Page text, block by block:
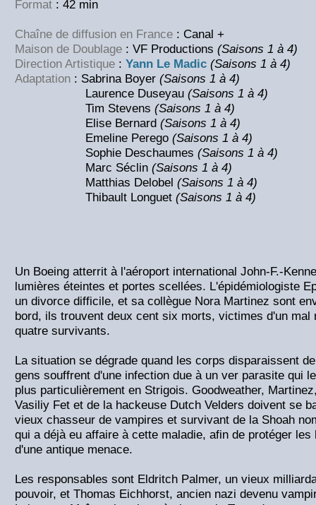
Format : 42 min
Chaîne de diffusion en France : Canal +
Maison de Doublage : VF Productions (Saisons 1 à 4)
Direction Artistique : Yann Le Madic (Saisons 1 à 4)
Adaptation : Sabrina Boyer (Saisons 1 à 4)
Laurence Duseyau (Saisons 1 à 4)
Tim Stevens (Saisons 1 à 4)
Elise Bernard (Saisons 1 à 4)
Emeline Perego (Saisons 1 à 4)
Sophie Deschaumes (Saisons 1 à 4)
Marc Séclin (Saisons 1 à 4)
Matthias Delobel (Saisons 1 à 4)
Thibault Longuet (Saisons 1 à 4)
Un Boeing atterrit à l'aéroport international John-F.-
lumières éteintes et portes scellées. L'épidémiologiste
un divorce difficile, et sa collègue Nora Martinez sont
bord, ils trouvent deux cent six morts, victimes d'un mal
quatre survivants.
La situation se dégrade quand les corps disparaissent
gens souffrent d'une infection due à un ver parasite qui
plus particulièrement en Strigois. Goodweather,
Vasiliy Fet et de la hackeuse Dutch Velders doivent se
vieux chasseur de vampires et survivant de la Shoah
qui a déjà eu affaire à cette maladie, afin de protéger
d'une antique menace.
Les responsables sont Eldritch Palmer, un vieux
pouvoir, et Thomas Eichhorst, ancien nazi devenu